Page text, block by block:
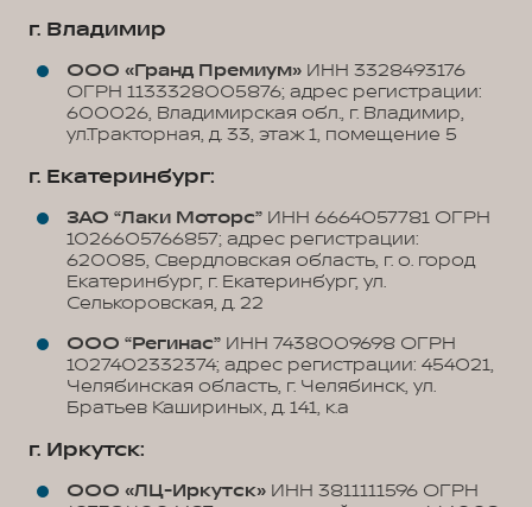
г. Владимир
ООО «Гранд Премиум» ИНН 3328493176
ОГРН 1133328005876; адрес регистрации:
600026, Владимирская обл., г. Владимир,
ул.Тракторная, д. 33, этаж 1, помещение 5
г. Екатеринбург:
ЗАО “Лаки Моторс” ИНН 6664057781 ОГРН
1026605766857; адрес регистрации:
620085, Свердловская область, г. о. город
Екатеринбург, г. Екатеринбург, ул.
Селькоровская, д. 22
ООО “Регинас” ИНН 7438009698 ОГРН
1027402332374; адрес регистрации: 454021,
Челябинская область, г. Челябинск, ул.
Братьев Кашириных, д. 141, к.а
г. Иркутск:
ООО «ЛЦ-Иркутск» ИНН 3811111596 ОГРН